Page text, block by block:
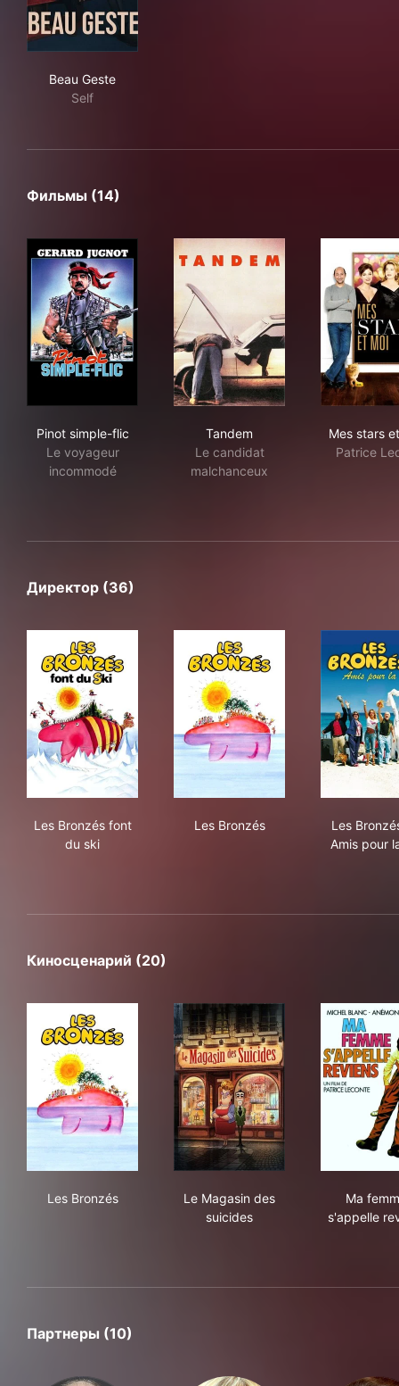
Beau Geste
Self
Фильмы (14)
Pinot simple-flic
Le voyageur
incommodé
Tandem
Le candidat
malchanceux
Mes stars
Patrice
Директор (36)
Les Bronzés font
du ski
Les Bronzés
Les
Amis pour
Киносценарий (20)
Les Bronzés
Le Magasin des
suicides
Ma
s'appelle
Партнеры (10)